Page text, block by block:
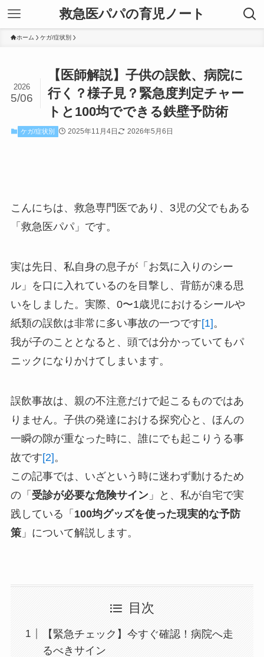
救急医パパの育児ノート
ホーム ケガ/症状別
【医師解説】子供の誤飲、病院に
行く？様子見？緊急度判定チャー
トと100均でできる鉄壁予防術
2026
5/06
ケガ/症状別 2025年11月4日 2026年5月6日
こんにちは、救急専門医であり、3児の父でもある
「救急医パパ」です。
実は先日、私自身の息子が「お気に入りのシー
ル」を口に入れているのを目撃し、背筋が凍る思
いをしました。実際、0〜1歳児におけるシールや
紙類の誤飲は非常に多い事故の一つです[1]。
我が子のこととなると、頭では分かっていてもパ
ニックになりかけてしまいます。
誤飲事故は、親の不注意だけで起こるものではあ
りません。子供の発達における探究心と、ほんの
一瞬の隙が重なった時に、誰にでも起こりうる事
故です[2]。
この記事では、いざという時に迷わず動けるため
の「 受診が必要な危険サイン」と、私が自宅で実
践している「 100均グッズを使った現実的な予防
策」について解説します。
目次
【緊急チェック】今すぐ確認！病院へ走
るべきサイン